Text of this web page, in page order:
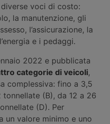
voci di costo:
la manutenzione, gli
l’assicurazione, la
e i pedaggi.
2022 e pubblicata
categorie di veicoli,
complessiva: fino a 3,5
(B), da 12 a 26
(D). Per
un valore minimo e uno